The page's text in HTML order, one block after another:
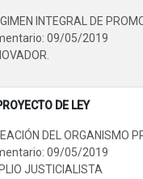
INTEGRAL DE
09/05/2019
DE LEY
DEL ORGANISMO
09/05/2019
JUSTICIALISTA